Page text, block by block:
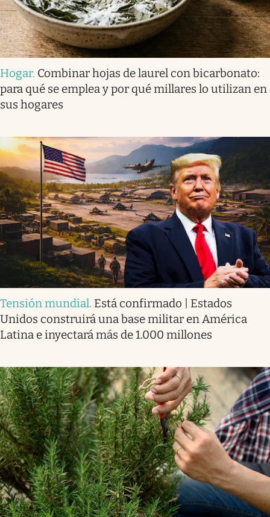
Hogar. Combinar hojas de laurel con bicarbonato:
para qué se emplea y por qué millares lo utilizan en
sus hogares
Tensión mundial. Está confirmado | Estados
Unidos construirá una base militar en América
Latina e inyectará más de 1.000 millones